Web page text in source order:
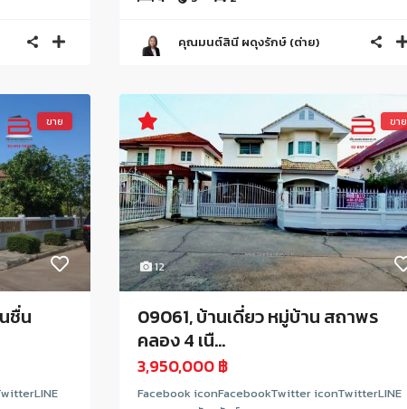
คุณมนต์สินี ผดุงรักษ์ (ต่าย)
ขาย
ชื่น
12
ขาย
09061, บ้านเดี่ยว หมู่บ้าน สถาพร
คลอง 4 เนื...
3,950,000 ฿
Facebook iconFacebookTwitter iconTwitterLINE